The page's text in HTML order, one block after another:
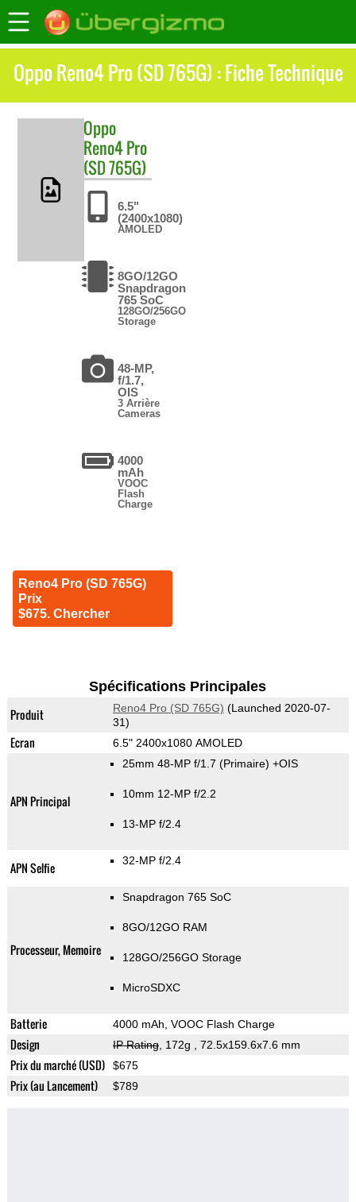
Oppo Reno4 Pro (SD 765G) : Fiche Technique
Oppo
Reno4 Pro
(SD 765G)
6.5"
(2400x1080)
AMOLED
8GO/12GO
Snapdragon
765 SoC
128GO/256GO
Storage
48-MP,
f/1.7,
OIS
3 Arrière
Cameras
4000
mAh
VOOC
Flash
Charge
Reno4 Pro (SD 765G)
Prix
$675. Chercher
Spécifications Principales
Produit Reno4 Pro (SD 765G) (Launched 2020-07-
31)
Ecran 6.5" 2400x1080 AMOLED
APN Principal
25mm 48-MP f/1.7 (Primaire) +OIS
10mm 12-MP f/2.2
13-MP f/2.4
APN Selfie 32-MP f/2.4
Processeur, Memoire
Snapdragon 765 SoC
8GO/12GO RAM
128GO/256GO Storage
MicroSDXC
Batterie 4000 mAh, VOOC Flash Charge
Design IP Rating, 172g , 72.5x159.6x7.6 mm
Prix du marché (USD) $675
Prix (au Lancement) $789